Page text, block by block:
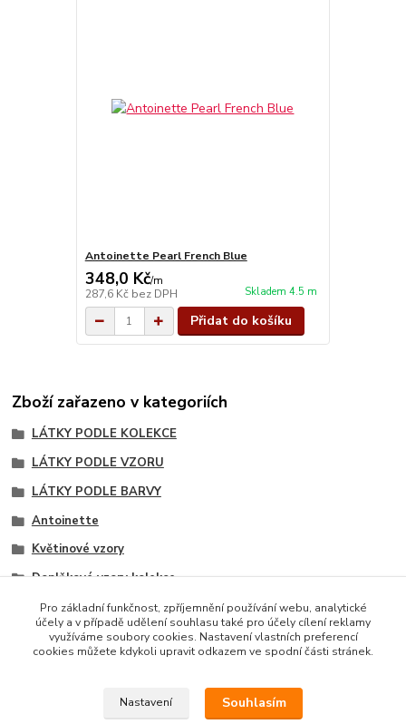
Antoinette Pearl French Blue
348,0 Kč/m
287,6 Kč bez DPH Skladem 4.5 m
Přidat do košíku
Zboží zařazeno v kategoriích
LÁTKY PODLE KOLEKCE
LÁTKY PODLE VZORU
LÁTKY PODLE BARVY
Antoinette
Květinové vzory
Doplňkové vzory kolekce
Červené odstíny
Šedé odstíny
Copyright © 2014 · E-SHOP S DESIGNOVÝMI LÁTKAMI
Pro základní funkčnost, zpříjemnění používání webu, analytické
účely a v případě udělení souhlasu také pro účely cílení reklamy
využíváme soubory cookies. Nastavení vlastních preferencí
cookies můžete kdykoli upravit odkazem ve spodní části stránek.
Nastavení Souhlasím